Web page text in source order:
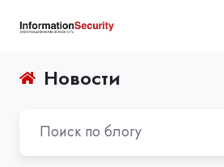
Новости